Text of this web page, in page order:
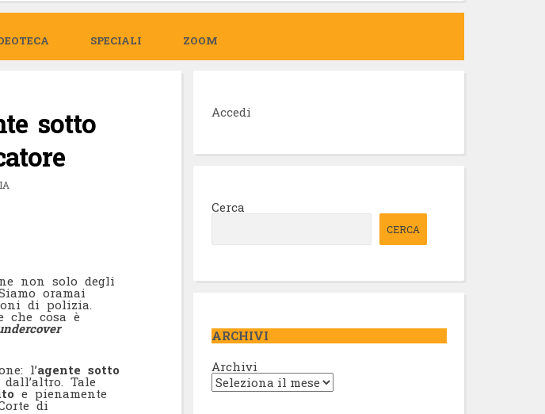
SPECIALI ZOOM
sotto
non solo degli
oramai
di polizia.
che cosa è
l’agente sotto
dall’altro. Tale
e pienamente
di
Accedi
Cerca
CERCA
ARCHIVI
Archivi